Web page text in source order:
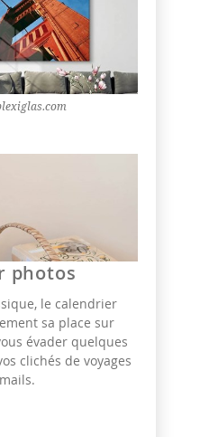
photos
le calendrier
sa place sur
évader quelques
clichés de voyages